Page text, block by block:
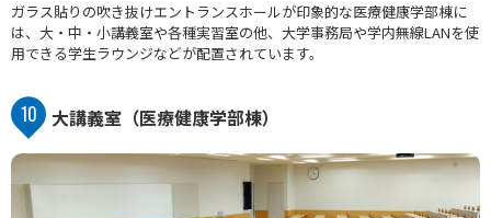
ガラス貼りの吹き抜けエントランスホールが印象的な医療健康学部棟に
は、大・中・小講義室や各種実習室の他、大学事務局や学内無線LANを使
用できる学生ラウンジなどが配置されています。
10 大講義室 （医療健康学部棟）